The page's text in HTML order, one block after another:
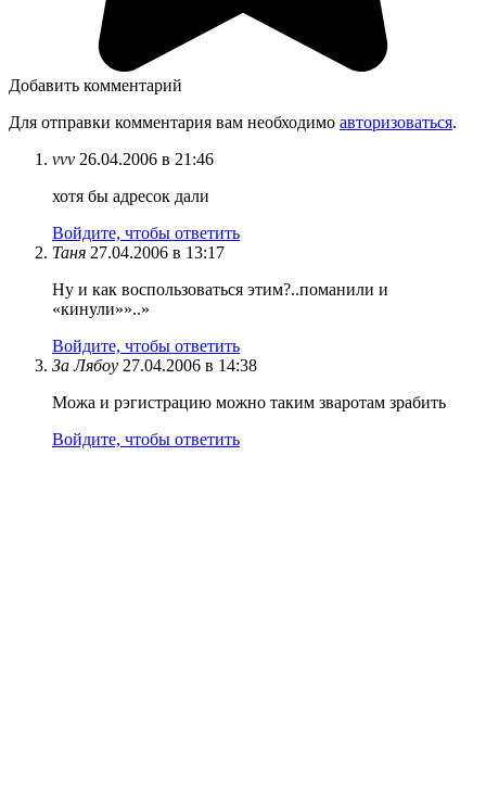
Добавить комментарий
Для отправки комментария вам необходимо авторизоваться.
vvv 26.04.2006 в 21:46
хотя бы адресок дали
Войдите, чтобы ответить
Таня 27.04.2006 в 13:17
Ну и как воспользоваться этим?..поманили и
«кинули»»..»
Войдите, чтобы ответить
За Лябоу 27.04.2006 в 14:38
Можа и рэгистрацию можно таким зваротам зрабить
Войдите, чтобы ответить